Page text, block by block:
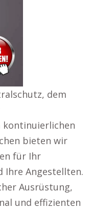
dem
kontinuierlichen
bieten wir
für Ihr
Ihre Angestellten.
Ausrüstung,
und effizienten